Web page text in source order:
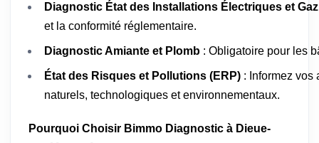
Diagnostic État des Installations Électriques et Gaz
et la conformité réglementaire.
Diagnostic Amiante et Plomb : Obligatoire pour les
État des Risques et Pollutions (ERP) : Informez vos
naturels, technologiques et environnementaux.
Pourquoi Choisir Bimmo Diagnostic à Dieue-